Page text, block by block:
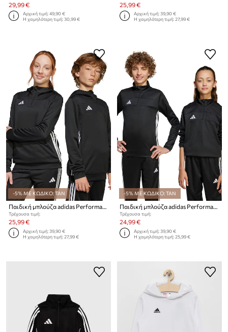
29,99 €
Αρχική τιμή:49,90 €
Η χαμηλότερη τιμή:30,99 €
25,99 €
Αρχική τιμή:39,90 €
Η χαμηλότερη τιμή:27,99 €
-5% ΜΕ ΚΩΔΙΚΟ: TAN
Παιδική μπλούζα adidas Performance
Τρέχουσα τιμή:
25,99 €
Αρχική τιμή:39,90 €
Η χαμηλότερη τιμή:27,99 €
-5% ΜΕ ΚΩΔΙΚΟ: TAN
Παιδική μπλούζα adidas Performance
Τρέχουσα τιμή:
24,99 €
Αρχική τιμή:39,90 €
Η χαμηλότερη τιμή:25,99 €